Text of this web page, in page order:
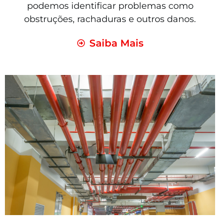
podemos identificar problemas como
obstruções, rachaduras e outros danos.
Saiba Mais